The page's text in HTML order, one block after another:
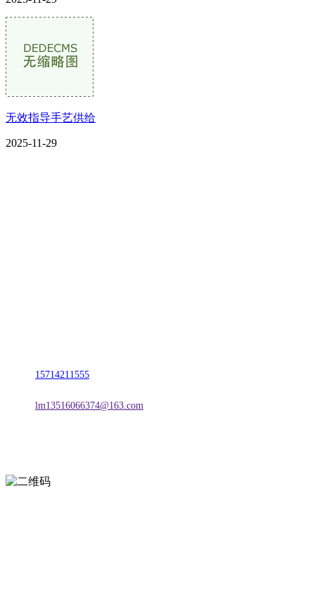
无效指导手艺供给
2025-11-29
15714211555
lm13516066374@163.com